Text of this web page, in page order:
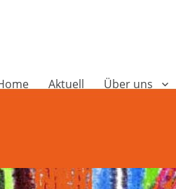
Aktuell Über uns